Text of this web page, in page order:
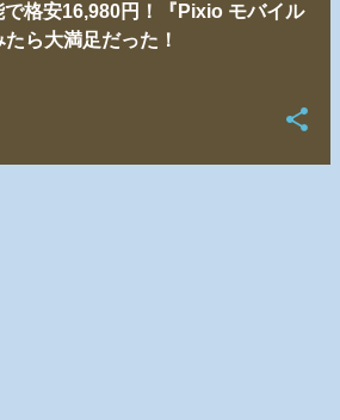
格安16,980円！『Pixio モバイル
ら大満足だった！